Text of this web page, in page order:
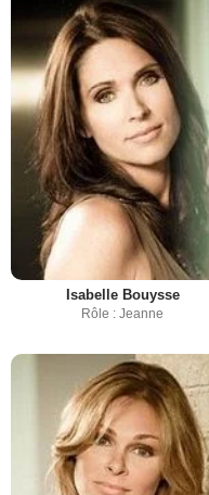
Isabelle Bouysse
Rôle : Jeanne